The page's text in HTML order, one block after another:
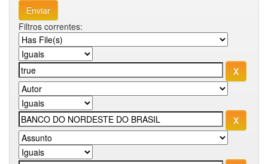
Filtros correntes: